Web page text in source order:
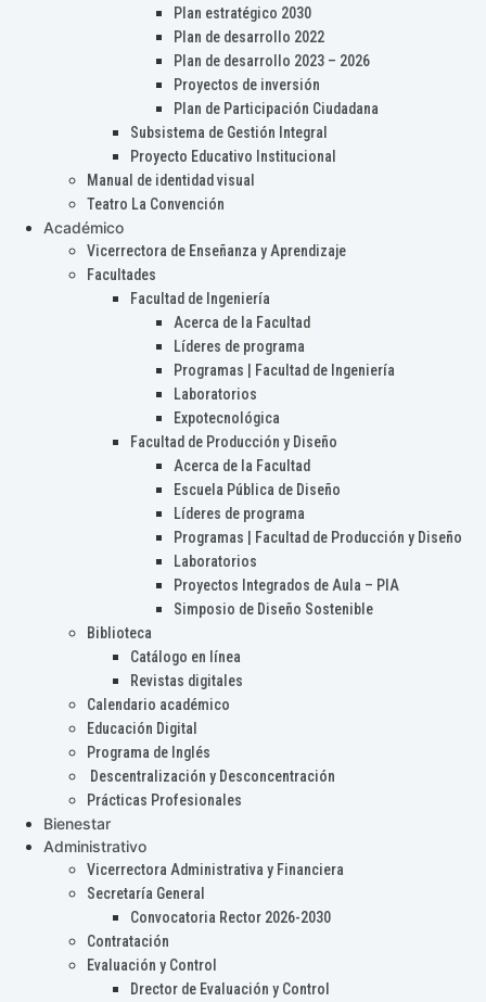
Plan estratégico 2030
Plan de desarrollo 2022
Plan de desarrollo 2023 – 2026
Proyectos de inversión
Plan de Participación Ciudadana
Subsistema de Gestión Integral
Proyecto Educativo Institucional
Manual de identidad visual
Teatro La Convención
Académico
Vicerrectora de Enseñanza y Aprendizaje
Facultades
Facultad de Ingeniería
Acerca de la Facultad
Líderes de programa
Programas | Facultad de Ingeniería
Laboratorios
Expotecnológica
Facultad de Producción y Diseño
Acerca de la Facultad
Escuela Pública de Diseño
Líderes de programa
Programas | Facultad de Producción y Diseño
Laboratorios
Proyectos Integrados de Aula – PIA
Simposio de Diseño Sostenible
Biblioteca
Catálogo en línea
Revistas digitales
Calendario académico
Educación Digital
Programa de Inglés
Descentralización y Desconcentración
Prácticas Profesionales
Bienestar
Administrativo
Vicerrectora Administrativa y Financiera
Secretaría General
Convocatoria Rector 2026-2030
Contratación
Evaluación y Control
Drector de Evaluación y Control